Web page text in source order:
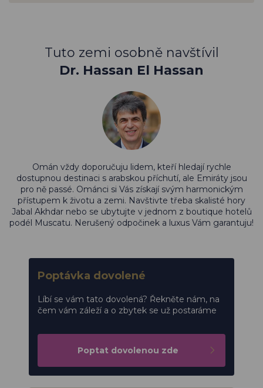
Tuto zemi osobně navštívil
Dr. Hassan El Hassan
Omán vždy doporučuju lidem, kteří hledají rychle
dostupnou destinaci s arabskou příchutí, ale Emiráty jsou
pro ně passé. Ománci si Vás získají svým harmonickým
přístupem k životu a zemi. Navštivte třeba skalisté hory
Jabal Akhdar nebo se ubytujte v jednom z boutique hotelů
podél Muscatu. Nerušený odpočinek a luxus Vám garantuju!
Poptávka dovolené
Líbí se vám tato dovolená? Řekněte nám, na
čem vám záleží a o zbytek se už postaráme
Poptat dovolenou zde